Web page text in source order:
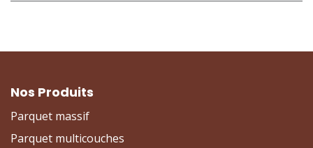
Nos Produits
Parquet massif
Parquet multicouches